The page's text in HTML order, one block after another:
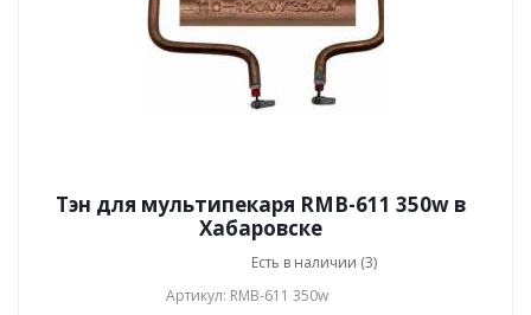
Тэн для мультипекаря RMB-611 350w в
Хабаровске
Есть в наличии (3)
Артикул: RMB-611 350w